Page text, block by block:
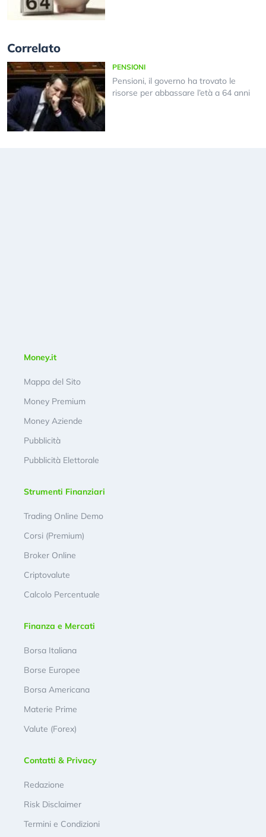
Correlato
PENSIONI
Pensioni, il governo ha trovato le
risorse per abbassare l’età a 64 anni
Money.it
Mappa del Sito
Money Premium
Money Aziende
Pubblicità
Pubblicità Elettorale
Strumenti Finanziari
Trading Online Demo
Corsi (Premium)
Broker Online
Criptovalute
Calcolo Percentuale
Finanza e Mercati
Borsa Italiana
Borse Europee
Borsa Americana
Materie Prime
Valute (Forex)
Contatti & Privacy
Redazione
Risk Disclaimer
Termini e Condizioni